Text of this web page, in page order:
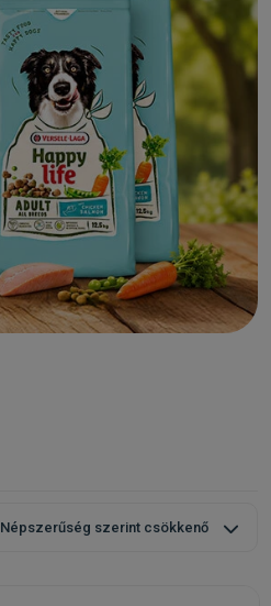
Népszerűség szerint csökkenő